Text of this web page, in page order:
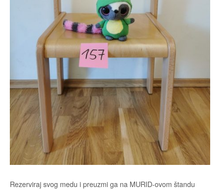
Rezerviraj svog medu i preuzmi ga na MURID-ovom štandu